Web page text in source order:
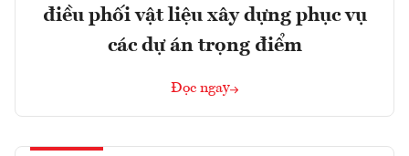
điều phối vật liệu xây dựng phục vụ
các dự án trọng điểm
Đọc ngay